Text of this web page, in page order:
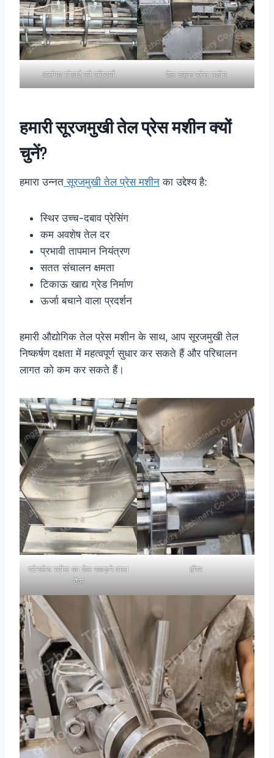
असंगत चौड़ाई की पट्टियाँ तेल स्क्रू प्रेस मशीन
हमारी सूरजमुखी तेल प्रेस मशीन क्यों
चुनें?
हमारा उन्नत सूरजमुखी तेल प्रेस मशीन का उद्देश्य है:
स्थिर उच्च-दबाव प्रेसिंग
कम अवशेष तेल दर
प्रभावी तापमान नियंत्रण
सतत संचालन क्षमता
टिकाऊ खाद्य ग्रेड निर्माण
ऊर्जा बचाने वाला प्रदर्शन
हमारी औद्योगिक तेल प्रेस मशीन के साथ, आप सूरजमुखी तेल
निष्कर्षण दक्षता में महत्वपूर्ण सुधार कर सकते हैं और परिचालन
लागत को कम कर सकते हैं।
स्टेनलेस स्टील का तेल पकड़ने वाला
टैंक
हॉपर